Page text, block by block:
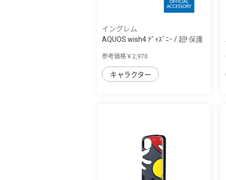
イングレム
AQUOS wish4 ﾃﾞｨｽﾞﾆｰ / 超! 保護
参考価格￥2,970
キャラクター